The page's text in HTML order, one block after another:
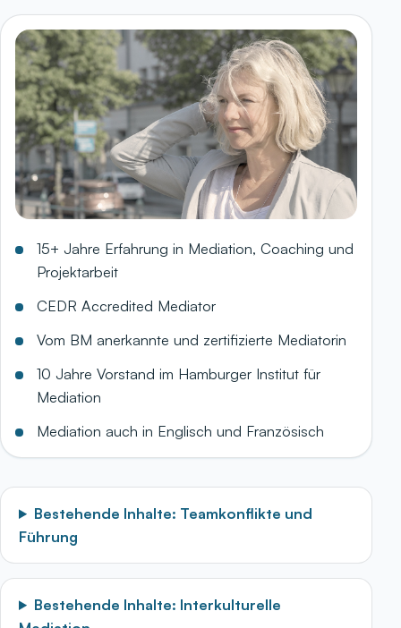
15+ Jahre Erfahrung in Mediation, Coaching und
Projektarbeit
CEDR Accredited Mediator
Vom BM anerkannte und zertifizierte Mediatorin
10 Jahre Vorstand im Hamburger Institut für
Mediation
Mediation auch in Englisch und Französisch
Bestehende Inhalte: Teamkonflikte und
Führung
Bestehende Inhalte: Interkulturelle